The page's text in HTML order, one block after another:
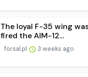
The loyal F-35 wing
fired the AIM-12...
forsal.pl 3 weeks ago